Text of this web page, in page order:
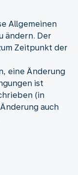
Allgemeinen
ändern. Der
Zeitpunkt der
eine Änderung
ist
(in
auch